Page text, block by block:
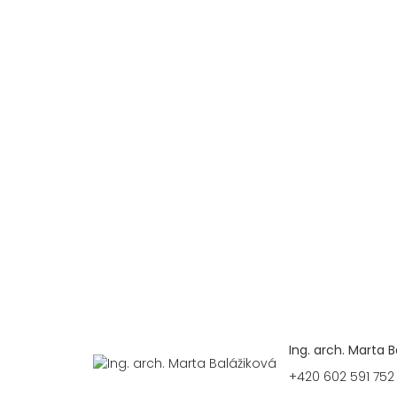
Ing. arch. Marta
+420 602 591 752